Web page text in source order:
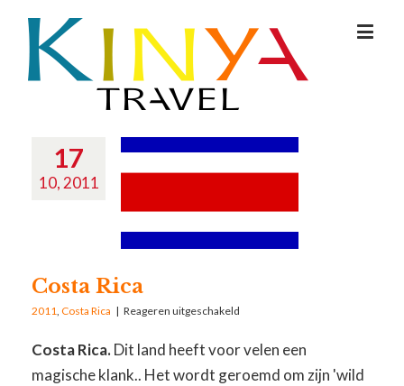
17
10, 2011
Costa Rica
2011,Costa Rica | Reageren uitgeschakeld
Costa Rica.Dit land heeft voor velen een
magische klank.. Het wordt geroemd om zijn 'wild